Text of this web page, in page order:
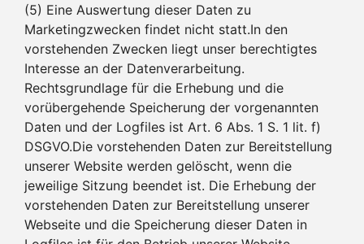
(5) Eine Auswertung dieser Daten zu
Marketingzwecken findet nicht statt.In den
vorstehenden Zwecken liegt unser berechtigtes
Interesse an der Datenverarbeitung.
Rechtsgrundlage für die Erhebung und die
vorübergehende Speicherung der vorgenannten
Daten und der Logfiles ist Art. 6 Abs. 1 S. 1 lit. f)
DSGVO.Die vorstehenden Daten zur Bereitstellung
unserer Website werden gelöscht, wenn die
jeweilige Sitzung beendet ist. Die Erhebung der
vorstehenden Daten zur Bereitstellung unserer
Webseite und die Speicherung dieser Daten in